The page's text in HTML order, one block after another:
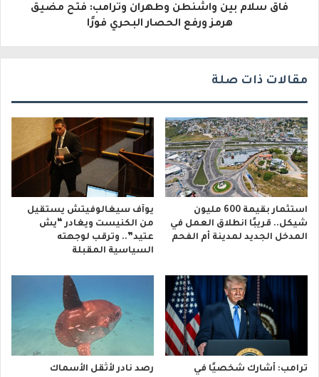
فاق سلام بين واشنطن وطهران وترامب: فتح مضيق
هرمز ورفع الحصار البحري فورًا
مقالات ذات صلة
استثمار بقيمة 600 مليون
شيكل.. قريبًا انطلاق العمل في
المدخل الجديد لمدينة أم الفحم
يوآف سيغالوفيتش يستقيل
من الكنيست ويغادر “يش
عتيد”.. وترقب لوجهته
السياسية المقبلة
ترامب: أشارك شخصيًا في
رصد نادر لأثقل الأسماك